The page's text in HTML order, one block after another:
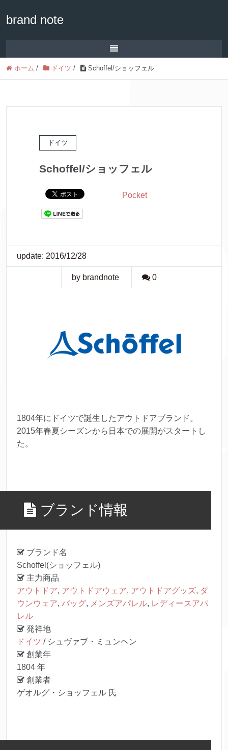
brand note
ホーム / ドイツ / Schoffel/ショッフェル
ドイツ
Schoffel/ショッフェル
Pocket
update: 2016/12/28
by brandnote 0
1804年にドイツで誕生したアウトドアブランド。
2015年春夏シーズンから日本での展開がスタートし
た。
ブランド情報
ブランド名
Schoffel(ショッフェル)
主力商品
アウトドア, アウトドアウェア, アウトドアグッズ, ダ
ウンウェア, バッグ, メンズアパレル, レディースアパ
レル
発祥地
ドイツ / シュヴァブ・ミュンヘン
創業年
1804 年
創業者
ゲオルグ・ショッフェル 氏